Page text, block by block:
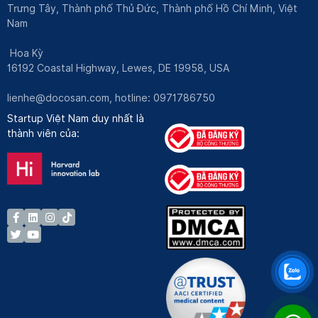
Trưng Tây, Thành phố Thủ Đức, Thành phố Hồ Chí Minh, Việt
Nam
Hoa Kỳ
16192 Coastal Highway, Lewes, DE 19958, USA
lienhe@docosan.com , hotline: 0971786750
Startup Việt Nam duy nhất là
thành viên của: